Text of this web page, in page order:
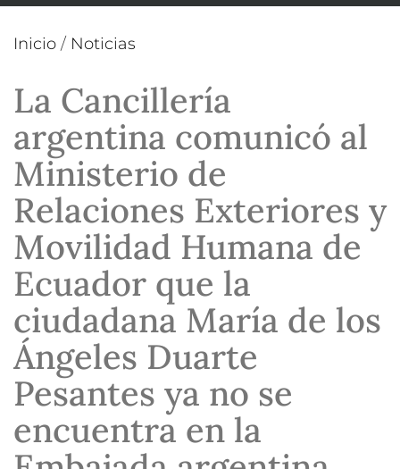
Inicio / Noticias
La Cancillería
argentina comunicó al
Ministerio de
Relaciones Exteriores y
Movilidad Humana de
Ecuador que la
ciudadana María de los
Ángeles Duarte
Pesantes ya no se
encuentra en la